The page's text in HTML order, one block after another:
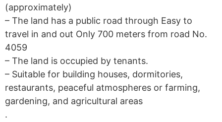
(approximately)
– The land has a public road through Easy to
travel in and out Only 700 meters from road No.
4059
– The land is occupied by tenants.
– Suitable for building houses, dormitories,
restaurants, peaceful atmospheres or farming,
gardening, and agricultural areas
.